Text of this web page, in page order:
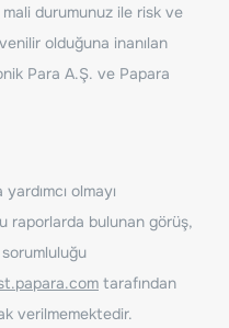
mali durumunuz ile risk ve
olduğuna inanılan
Para A.Ş. ve Papara
olmayı
raporlarda bulunan görüş,
tarafından
verilmemektedir.